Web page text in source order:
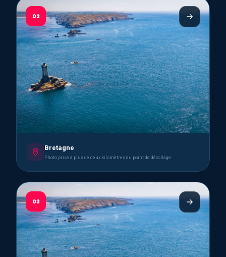
02
Bretagne
Photo prise à plus de deux kilomètres du point de décollage
03